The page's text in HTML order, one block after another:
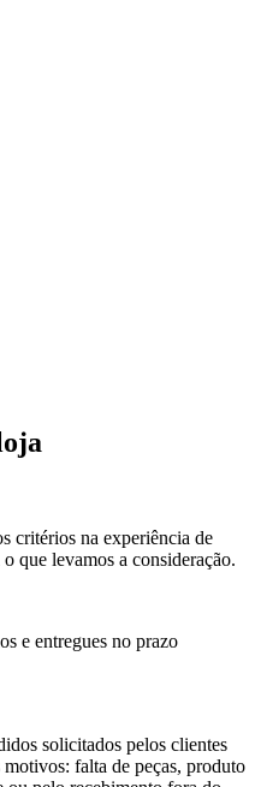
critérios na experiência de
que levamos a consideração.
e entregues no prazo
solicitados pelos clientes
falta de peças, produto